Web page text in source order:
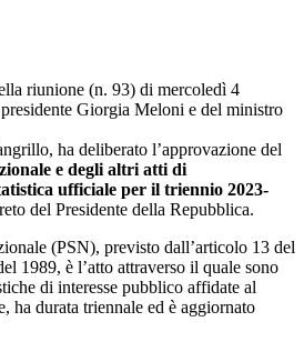
riunione (n. 93) di mercoledì 4
Giorgia Meloni e del ministro
ha deliberato l’approvazione del
e degli altri atti di
ufficiale per il triennio 2023-
del Presidente della Repubblica.
(PSN), previsto dall’articolo 13 del
1989, è l’atto attraverso il quale sono
di interesse pubblico affidate al
ha durata triennale ed è aggiornato